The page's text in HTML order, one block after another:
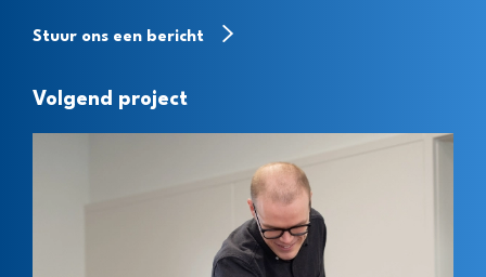
Stuur ons een bericht
Volgend project